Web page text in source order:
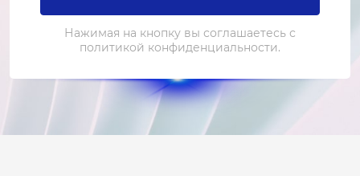
Нажимая на кнопку вы соглашаетесь с
политикой конфиденциальности.